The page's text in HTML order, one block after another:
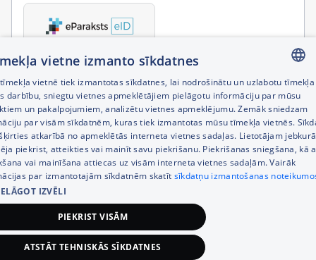
LATVIAN
RUSSIAN
ENGLISH
vietne izmanto sīkdatnes
vietnē tiek izmantotas sīkdatnes, lai nodrošinātu un uzlabotu tīmekļa
darbību, sniegtu vietnes apmeklētājiem pielāgotu informāciju par mūsu
un pakalpojumiem, analizētu vietnes apmeklējumu. Zemāk sniedzam
par visām sīkdatnēm, kuras tiek izmantotas mūsu tīmekļa vietnēs.
atkarībā no apmeklētās interneta vietnes sadaļas. Lietotājam
piekrist, atteikties vai mainīt savu piekrišanu. Piekrišanas sniegšana, kā
vai mainīšana attiecas uz visām interneta vietnes sadaļām. Vairāk
par izmantotajām sīkdatnēm skatīt sīkdatņu izmantošanas
IZVĒLI
PIEKRIST VISĀM
ATSTĀT TEHNISKĀS SĪKDATNES